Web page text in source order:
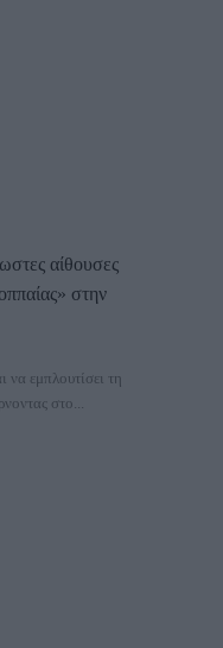
αίθουσες
στην
εμπλουτίσει τη
στο...